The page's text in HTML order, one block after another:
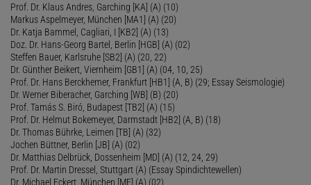
Prof. Dr. Klaus Andres, Garching [KA] (A) (10)
Markus Aspelmeyer, München [MA1] (A) (20)
Dr. Katja Bammel, Cagliari, I [KB2] (A) (13)
Doz. Dr. Hans-Georg Bartel, Berlin [HGB] (A) (02)
Steffen Bauer, Karlsruhe [SB2] (A) (20, 22)
Dr. Günther Beikert, Viernheim [GB1] (A) (04, 10, 25)
Prof. Dr. Hans Berckhemer, Frankfurt [HB1] (A, B) (29; Essay Seismologie)
Dr. Werner Biberacher, Garching [WB] (B) (20)
Prof. Tamás S. Biró, Budapest [TB2] (A) (15)
Prof. Dr. Helmut Bokemeyer, Darmstadt [HB2] (A, B) (18)
Dr. Thomas Bührke, Leimen [TB] (A) (32)
Jochen Büttner, Berlin [JB] (A) (02)
Dr. Matthias Delbrück, Dossenheim [MD] (A) (12, 24, 29)
Prof. Dr. Martin Dressel, Stuttgart (A) (Essay Spindichtewellen)
Dr. Michael Eckert, München [ME] (A) (02)